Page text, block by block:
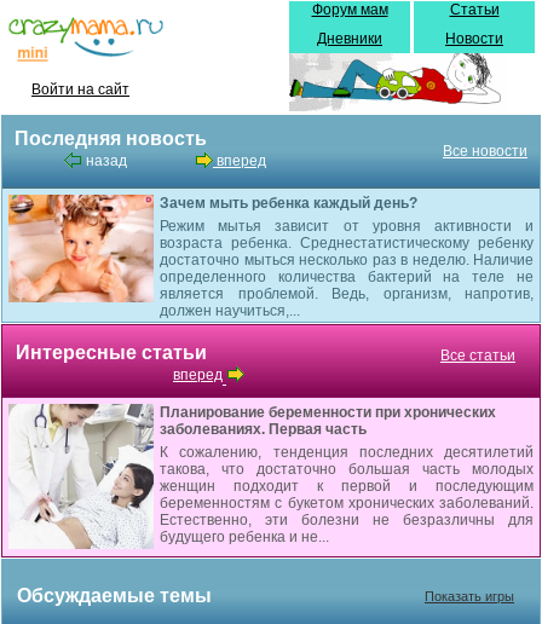
Войти на сайт
Форум мам
Дневники
Статьи
Новости
Последняя новость
назад вперед
Все новости
Зачем мыть ребенка каждый день?
Режим мытья зависит от уровня активности и
возраста ребенка. Среднестатистическому ребенку
достаточно мыться несколько раз в неделю. Наличие
определенного количества бактерий на теле не
является проблемой. Ведь, организм, напротив,
должен научиться,...
Интересные статьи
вперед
Все статьи
Планирование беременности при хронических
заболеваниях. Первая часть
К сожалению, тенденция последних десятилетий
такова, что достаточно большая часть молодых
женщин подходит к первой и последующим
беременностям с букетом хронических заболеваний.
Естественно, эти болезни не безразличны для
будущего ребенка и не...
Обсуждаемые темы Показать игры